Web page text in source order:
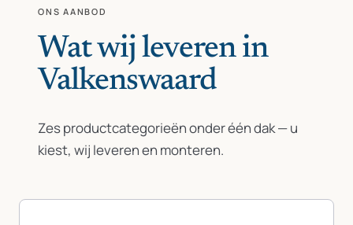
ONS AANBOD
Wat wij leveren in
Valkenswaard
Zes productcategorieën onder één dak — u
kiest, wij leveren en monteren.